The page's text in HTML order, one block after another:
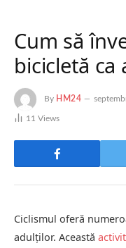
Cum să
bicicletă ca
By HM24
11 Views
Ciclismul oferă
adulților. Această